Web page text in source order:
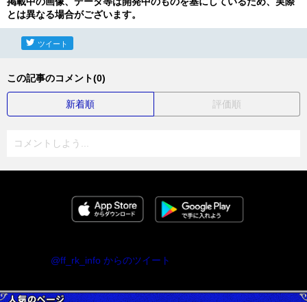
とは異なる場合がございます。
ツイート
この記事のコメント(0)
新着順 評価順
コメントしよう...
@ff_rk_info からのツイート